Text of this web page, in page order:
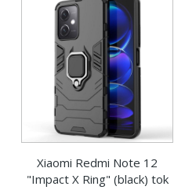
Xiaomi Redmi Note 12
"Impact X Ring" (black) tok